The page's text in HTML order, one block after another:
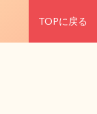
TOPに戻る